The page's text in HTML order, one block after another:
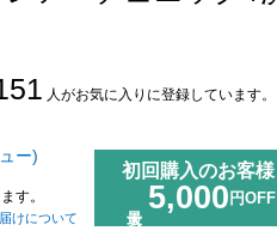
人がお気に入りに登録しています。
ー)
す。
けについて
初回購入のお客様
5,000 円OFF